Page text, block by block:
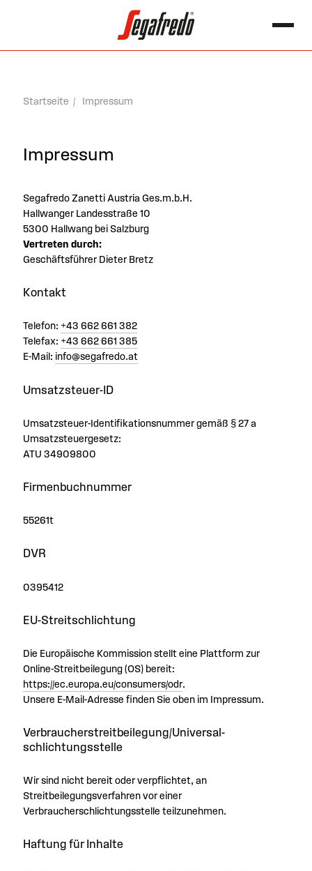
Startseite Impressum
Impressum
Segafredo Zanetti Austria Ges.m.b.H.
Hallwanger Landesstraße 10
5300 Hallwang bei Salzburg
Vertreten durch:
Geschäftsführer Dieter Bretz
Kontakt
Telefon: +43 662 661 382
Telefax: +43 662 661 385
E-Mail: info@segafredo.at
Umsatzsteuer-ID
Umsatzsteuer-Identifikationsnummer gemäß § 27 a
Umsatzsteuergesetz:
ATU 34909800
Firmenbuchnummer
55261t
DVR
0395412
EU-Streitschlichtung
Die Europäische Kommission stellt eine Plattform zur
Online-Streitbeilegung (OS) bereit:
https://ec.europa.eu/consumers/odr.
Unsere E-Mail-Adresse finden Sie oben im Impressum.
Verbraucher­streit­beilegung/Universal­
schlichtungs­stelle
Wir sind nicht bereit oder verpflichtet, an
Streitbeilegungsverfahren vor einer
Verbraucherschlichtungsstelle teilzunehmen.
Haftung für Inhalte